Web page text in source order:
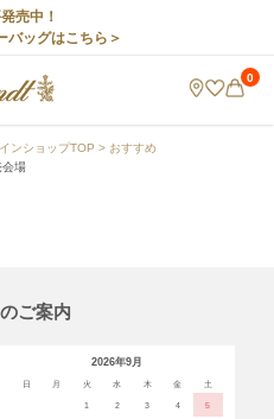
売中！
バッグはこちら＞
0
ンショップTOP
おすすめ
会場
ご案内
2026年9月
日 月 火 水 木 金 土
1 2 3 4 5